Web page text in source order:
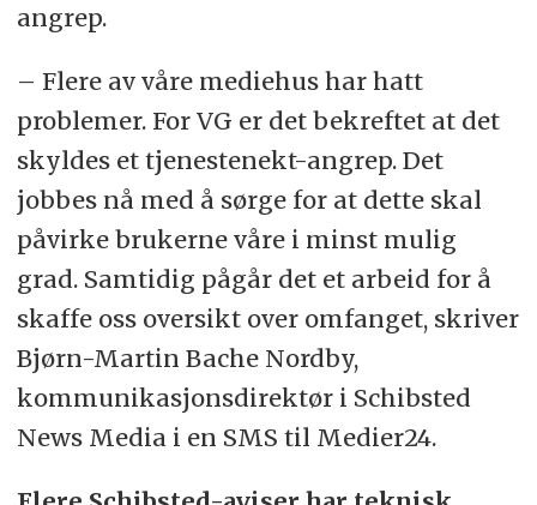
angrep.
– Flere av våre mediehus har hatt
problemer. For VG er det bekreftet at det
skyldes et tjenestenekt-angrep. Det
jobbes nå med å sørge for at dette skal
påvirke brukerne våre i minst mulig
grad. Samtidig pågår det et arbeid for å
skaffe oss oversikt over omfanget, skriver
Bjørn-Martin Bache Nordby,
kommunikasjonsdirektør i Schibsted
News Media i en SMS til Medier24.